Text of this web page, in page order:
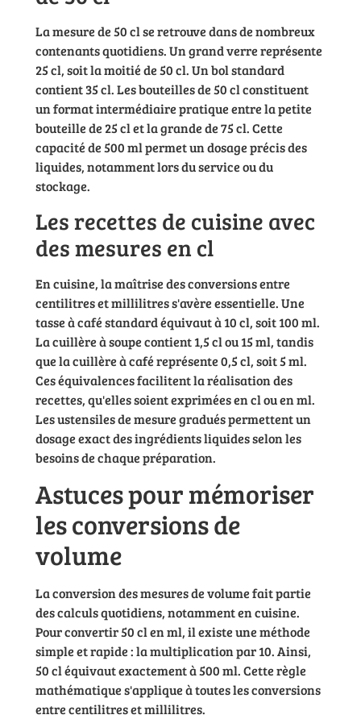
La mesure de 50 cl se retrouve dans de nombreux
contenants quotidiens. Un grand verre représente
25 cl, soit la moitié de 50 cl. Un bol standard
contient 35 cl. Les bouteilles de 50 cl constituent
un format intermédiaire pratique entre la petite
bouteille de 25 cl et la grande de 75 cl. Cette
capacité de 500 ml permet un dosage précis des
liquides, notamment lors du service ou du
stockage.
Les recettes de cuisine avec
des mesures en cl
En cuisine, la maîtrise des conversions entre
centilitres et millilitres s'avère essentielle. Une
tasse à café standard équivaut à 10 cl, soit 100 ml.
La cuillère à soupe contient 1,5 cl ou 15 ml, tandis
que la cuillère à café représente 0,5 cl, soit 5 ml.
Ces équivalences facilitent la réalisation des
recettes, qu'elles soient exprimées en cl ou en ml.
Les ustensiles de mesure gradués permettent un
dosage exact des ingrédients liquides selon les
besoins de chaque préparation.
Astuces pour mémoriser
les conversions de
volume
La conversion des mesures de volume fait partie
des calculs quotidiens, notamment en cuisine.
Pour convertir 50 cl en ml, il existe une méthode
simple et rapide : la multiplication par 10. Ainsi,
50 cl équivaut exactement à 500 ml. Cette règle
mathématique s'applique à toutes les conversions
entre centilitres et millilitres.